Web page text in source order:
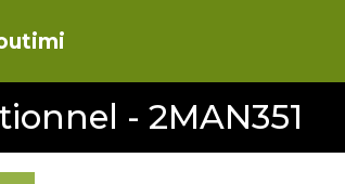
- 2MAN351